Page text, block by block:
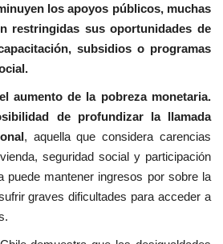
los apoyos públicos, muchas
restringidas sus oportunidades de
subsidios o programas
aumento de la pobreza monetaria.
de profundizar la llamada
, aquella que considera carencias
seguridad social y participación
puede mantener ingresos por sobre la
graves dificultades para acceder a